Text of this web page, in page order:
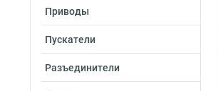
Приводы
Пускатели
Разъединители